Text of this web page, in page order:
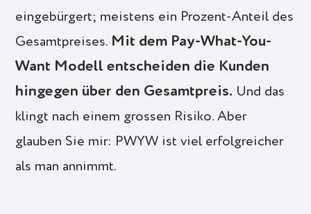
eingebürgert; meistens ein Prozent-Anteil des
Gesamtpreises. Mit dem Pay-What-You-
Want Modell entscheiden die Kunden
hingegen über den Gesamtpreis. Und das
klingt nach einem grossen Risiko. Aber
glauben Sie mir: PWYW ist viel erfolgreicher
als man annimmt.